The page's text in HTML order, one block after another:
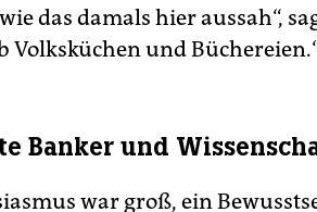
das damals hier aussah“,
Volksküchen und
Banker und
war groß, ein